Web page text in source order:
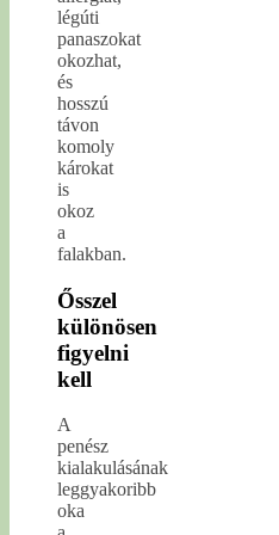
légúti
panaszokat
okozhat,
és
hosszú
távon
komoly
károkat
is
okoz
a
falakban.
Ősszel
különösen
figyelni
kell
A
penész
kialakulásának
leggyakoribb
oka